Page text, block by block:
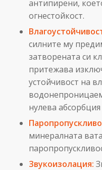
антипирени,
огнестойкост.
силните му
затворената си
притежава
устойчивост на
нулева абсорбция
минералната
Звукоизолация: